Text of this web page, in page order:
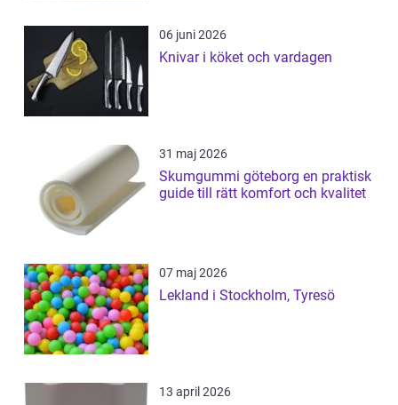
06 juni 2026
Knivar i köket och vardagen
31 maj 2026
Skumgummi göteborg en praktisk
guide till rätt komfort och kvalitet
07 maj 2026
Lekland i Stockholm, Tyresö
13 april 2026